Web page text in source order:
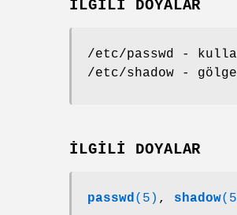
İLGİLİ DOYALAR
/etc/passwd -
/etc/shadow -
İLGİLİ DOYALAR
passwd(5) , shadow